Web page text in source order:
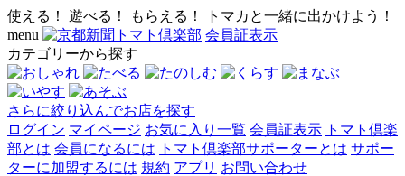
使える！ 遊べる！ もらえる！ トマカと一緒に出かけよう！
menu
会員証表示
カテゴリーから探す
さらに絞り込んでお店を探す
ログイン マイページ お気に入り一覧 会員証表示 トマト倶楽
部とは 会員になるには トマト倶楽部サポーターとは サポー
ターに加盟するには 規約 アプリ お問い合わせ